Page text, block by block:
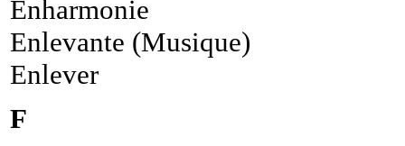
Enharmonie
Enlevante (Musique)
Enlever
F